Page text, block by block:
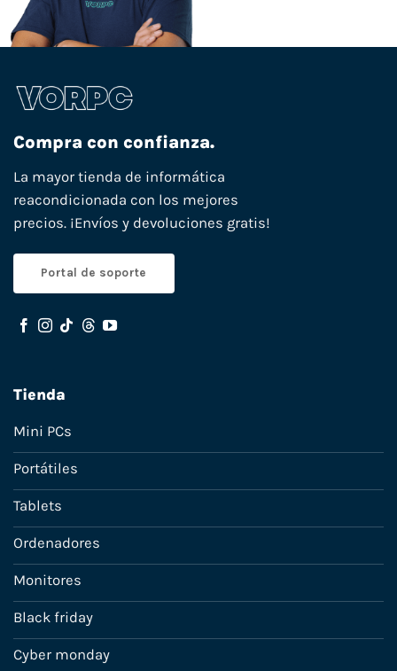
Compra con confianza.
La mayor tienda de informática
reacondicionada con los mejores
precios. ¡Envíos y devoluciones gratis!
Portal de soporte
Tienda
Mini PCs
Portátiles
Tablets
Ordenadores
Monitores
Black friday
Cyber monday